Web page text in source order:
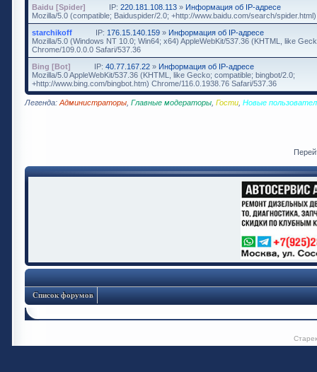
Baidu [Spider]
IP: 220.181.108.113 » Информация об IP-адресе
Mozilla/5.0 (compatible; Baiduspider/2.0; +http://www.baidu.com/search/spider.html)
starchikoff
IP: 176.15.140.159 » Информация об IP-адресе
Mozilla/5.0 (Windows NT 10.0; Win64; x64) AppleWebKit/537.36 (KHTML, like
Chrome/109.0.0.0 Safari/537.36
Bing [Bot]
IP: 40.77.167.22 » Информация об IP-адресе
Mozilla/5.0 AppleWebKit/537.36 (KHTML, like Gecko; compatible; bingbot/2.0;
+http://www.bing.com/bingbot.htm) Chrome/116.0.1938.76 Safari/537.36
Легенда: Администраторы Главные модераторы Гости Новые
Список форумов